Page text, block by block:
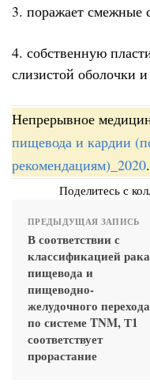
3. поражает смежные
4. собственную
слизистой оболочки
Непрерывное
пищевода и кардии
рекомендациям)_2020.
Поделитесь с
ПРЕДЫДУЩАЯ ЗАПИСЬ
В соответствии с
классификацией рака
пищевода и
пищеводно-
желудочного перехода
по системе TNM, Т1
соответствует
прорастание